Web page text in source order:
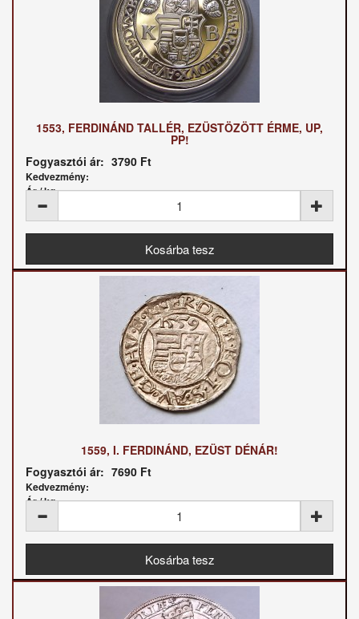
1553, FERDINÁND TALLÉR, EZÜSTÖZÖTT ÉRME, UP,
PP!
Fogyasztói ár: 3790 Ft
Kedvezmény:
Ár / kg:
1559, I. FERDINÁND, EZÜST DÉNÁR!
Fogyasztói ár: 7690 Ft
Kedvezmény:
Ár / kg: